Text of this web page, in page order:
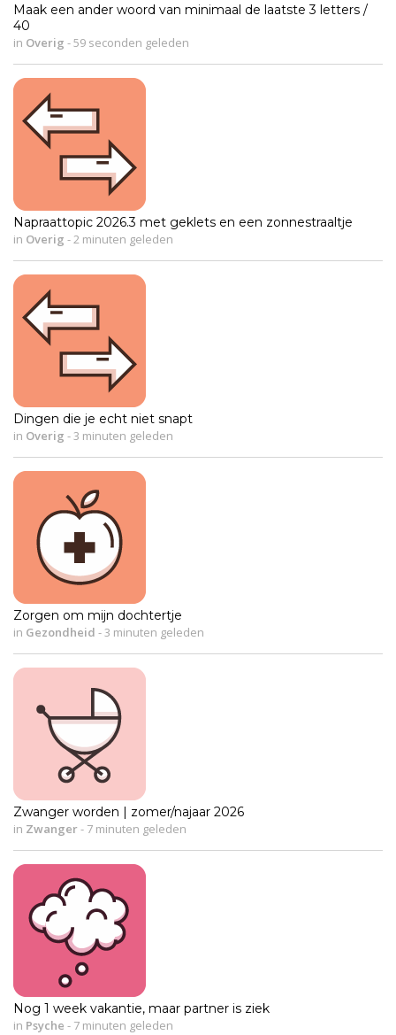
Maak een ander woord van minimaal de laatste 3 letters /
40
in Overig -59 seconden geleden
Napraattopic 2026.3 met geklets en een zonnestraaltje
in Overig -2 minuten geleden
Dingen die je echt niet snapt
in Overig -3 minuten geleden
Zorgen om mijn dochtertje
in Gezondheid -3 minuten geleden
Zwanger worden | zomer/najaar 2026
in Zwanger- 7 minuten geleden
Nog 1 week vakantie, maar partner is ziek
in Psyche - 7 minuten geleden